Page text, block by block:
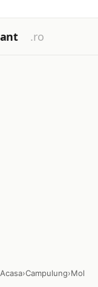
Acasa›Campulung›Mol